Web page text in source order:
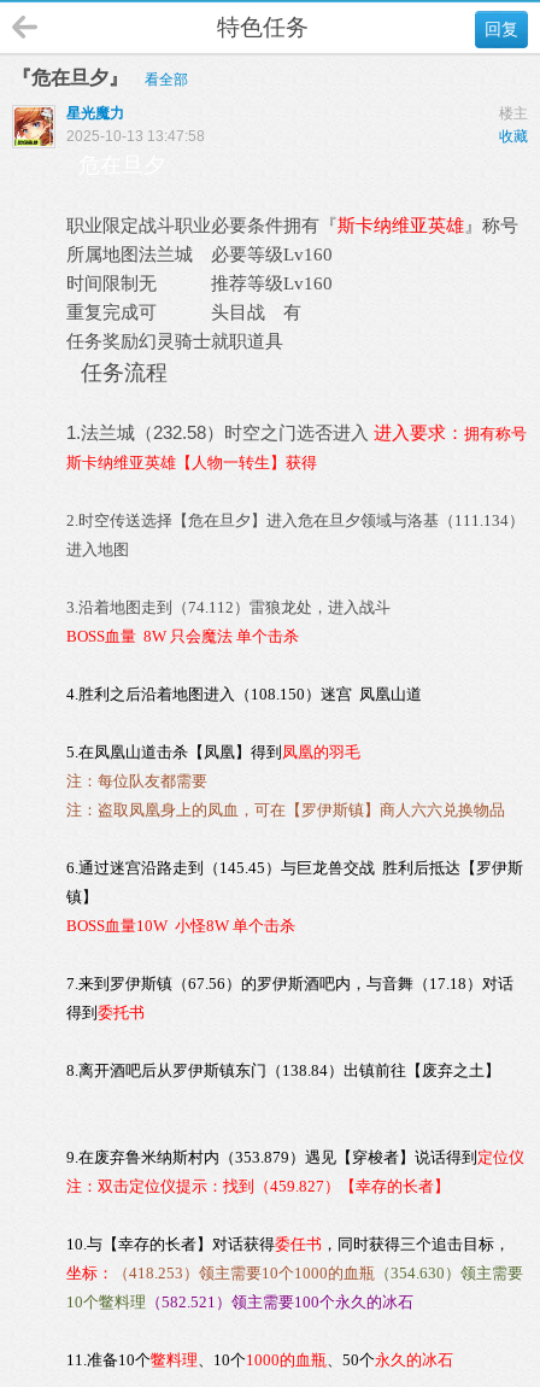
回复
特色任务
『危在旦夕』
看全部
楼主
星光魔力
收藏
2025-10-13 13:47:58
职业限定战斗职业必要条件拥有『斯卡纳维亚英雄 』称号
所属地图法兰城 必要等级Lv160
时间限制 无 推荐等级Lv160
重复完成可 头目战
有
任务奖励幻灵骑士就职道具
任务流程
1.法兰城（232.58）时空之门选否进入 进入要求： 拥有称号
斯卡纳维亚英雄【人物一转生】获得
2.时空传送选择【危在旦夕】进入危在旦夕领域与洛基（111.134）
进入地图
3.沿着地图走到（74.112）雷狼龙处，进入战斗
BOSS血量 8W 只会魔法 单个击杀
4.胜利之后沿着地图进入（108.150）迷宫 凤凰山道
5.在凤凰山道击杀【凤凰】得到 凤凰的羽毛
注： 每位队友都需要
注：盗取凤凰身上的凤血，可在【罗伊斯镇】商人六六兑换物品
6.通过迷宫沿路走到（145.45）与巨龙兽交战 胜利后抵达【罗伊斯
镇】
BOSS血量10W 小怪8W 单个击杀
7.来到罗伊斯镇（67.56）的罗伊斯酒吧内，与音舞（17.18）对话
得到 委托书
8.离开酒吧后从罗伊斯镇东门（138.84）出镇前往【废弃之土】
9.在废弃鲁米纳斯村内（353.879）遇见【穿梭者】说话得到 定位仪
注：双击定位仪提示：找到（459.827）
【幸存的长者】
10.与【幸存的长者】对话获得委任书 ，同时获得三个追击目标，
坐标：
（418.253）领主需要10个1000的血瓶 （354.630）领主需要
10个鳖料理 （582.521）领主需要100个永久的冰石
11.准备10个鳖料理、10个1000的血瓶、50个永久的冰石